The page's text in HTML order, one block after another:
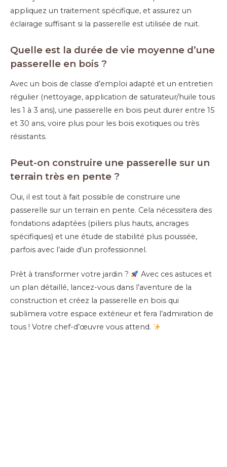
appliquez un traitement spécifique, et assurez un
éclairage suffisant si la passerelle est utilisée de nuit.
Quelle est la durée de vie moyenne d’une
passerelle en bois ?
Avec un bois de classe d’emploi adapté et un entretien
régulier (nettoyage, application de saturateur/huile tous
les 1 à 3 ans), une passerelle en bois peut durer entre 15
et 30 ans, voire plus pour les bois exotiques ou très
résistants.
Peut-on construire une passerelle sur un
terrain très en pente ?
Oui, il est tout à fait possible de construire une
passerelle sur un terrain en pente. Cela nécessitera des
fondations adaptées (piliers plus hauts, ancrages
spécifiques) et une étude de stabilité plus poussée,
parfois avec l’aide d’un professionnel.
Prêt à transformer votre jardin ?
Avec ces astuces et
un plan détaillé, lancez-vous dans l’aventure de la
construction et créez la passerelle en bois qui
sublimera votre espace extérieur et fera l’admiration de
tous ! Votre chef-d’œuvre vous attend.